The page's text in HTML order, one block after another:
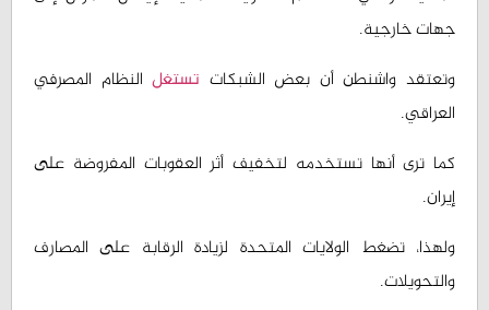
وتعتقد واشنطن أن بعض الشبكات
العراقي.
كما ترى أنها تستخدمه لتخفيف أثر العقوبات المفروضة على
إيران.
ولهذا، تضغط الولايات المتحدة لزيادة الرقابة على المصارف
والتحويلات.
كما تطالب العراق بإغلاق القنوات